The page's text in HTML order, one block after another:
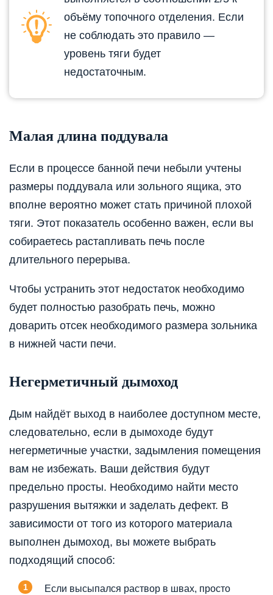
объёму топочного отделения. Если
не соблюдать это правило —
уровень тяги будет
недостаточным.
Малая длина поддувала
Если в процессе банной печи небыли учтены
размеры поддувала или зольного ящика, это
вполне вероятно может стать причиной плохой
тяги. Этот показатель особенно важен, если вы
собираетесь растапливать печь после
длительного перерыва.
Чтобы устранить этот недостаток необходимо
будет полностью разобрать печь, можно
доварить отсек необходимого размера зольника
в нижней части печи.
Негерметичный дымоход
Дым найдёт выход в наиболее доступном месте,
следовательно, если в дымоходе будут
негерметичные участки, задымления помещения
вам не избежать. Ваши действия будут
предельно просты. Необходимо найти место
разрушения вытяжки и заделать дефект. В
зависимости от того из которого материала
выполнен дымоход, вы можете выбрать
подходящий способ:
Если высыпался раствор в швах, просто